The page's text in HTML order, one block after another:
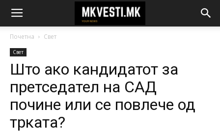
Почетна Свет
Свет
Што ако кандидатот за
претседател на САД
почине или се повлече од
трката?